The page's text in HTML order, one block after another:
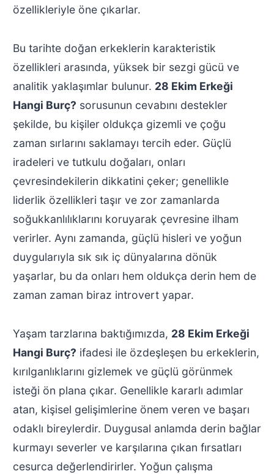
özellikleriyle öne çıkarlar.
Bu tarihte doğan erkeklerin karakteristik
özellikleri arasında, yüksek bir sezgi gücü ve
analitik yaklaşımlar bulunur. 28 Ekim Erkeği
Hangi Burç? sorusunun cevabını destekler
şekilde, bu kişiler oldukça gizemli ve çoğu
zaman sırlarını saklamayı tercih eder. Güçlü
iradeleri ve tutkulu doğaları, onları
çevresindekilerin dikkatini çeker; genellikle
liderlik özellikleri taşır ve zor zamanlarda
soğukkanlılıklarını koruyarak çevresine ilham
verirler. Aynı zamanda, güçlü hisleri ve yoğun
duygularıyla sık sık iç dünyalarına dönük
yaşarlar, bu da onları hem oldukça derin hem de
zaman zaman biraz introvert yapar.
Yaşam tarzlarına baktığımızda, 28 Ekim Erkeği
Hangi Burç? ifadesi ile özdeşleşen bu erkeklerin,
kırılganlıklarını gizlemek ve güçlü görünmek
isteği ön plana çıkar. Genellikle kararlı adımlar
atan, kişisel gelişimlerine önem veren ve başarı
odaklı bireylerdir. Duygusal anlamda derin bağlar
kurmayı severler ve karşılarına çıkan fırsatları
cesurca değerlendirirler. Yoğun çalışma